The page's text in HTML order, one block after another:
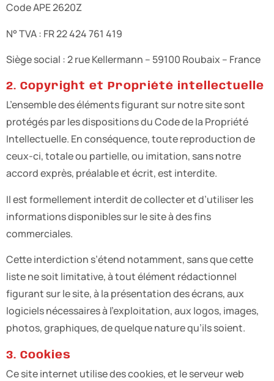
Code APE 2620Z
N° TVA : FR 22 424 761 419
Siège social : 2 rue Kellermann – 59100 Roubaix – France
2. Copyright et Propriété intellectuelle
L’ensemble des éléments figurant sur notre site sont
protégés par les dispositions du Code de la Propriété
Intellectuelle. En conséquence, toute reproduction de
ceux-ci, totale ou partielle, ou imitation, sans notre
accord exprès, préalable et écrit, est interdite.
Il est formellement interdit de collecter et d’utiliser les
informations disponibles sur le site à des fins
commerciales.
Cette interdiction s’étend notamment, sans que cette
liste ne soit limitative, à tout élément rédactionnel
figurant sur le site, à la présentation des écrans, aux
logiciels nécessaires à l’exploitation, aux logos, images,
photos, graphiques, de quelque nature qu’ils soient.
3. Cookies
Ce site internet utilise des cookies, et le serveur web